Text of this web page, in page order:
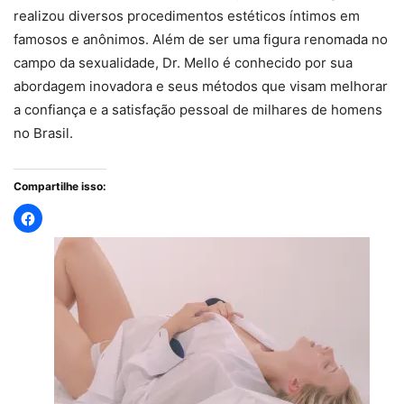
realizou diversos procedimentos estéticos íntimos em
famosos e anônimos. Além de ser uma figura renomada no
campo da sexualidade, Dr. Mello é conhecido por sua
abordagem inovadora e seus métodos que visam melhorar
a confiança e a satisfação pessoal de milhares de homens
no Brasil.
Compartilhe isso: